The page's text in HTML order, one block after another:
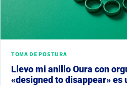
TOMA DE POSTURA
Llevo mi anillo Oura con
«designed to disappear» es